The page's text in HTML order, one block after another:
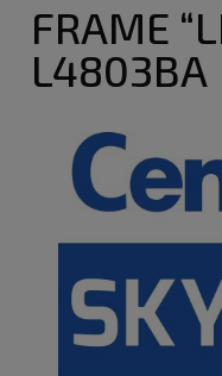
FRAME
L4803BA